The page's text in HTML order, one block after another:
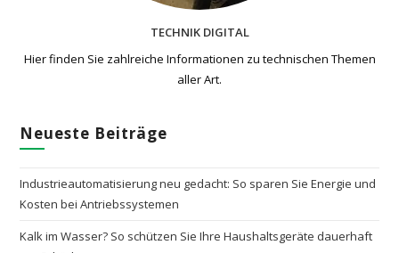
TECHNIK DIGITAL
Hier finden Sie zahlreiche Informationen zu technischen Themen​
aller Art.
Neueste Beiträge
Industrieautomatisierung neu gedacht: So sparen Sie Energie und
Kosten bei Antriebssystemen
Kalk im Wasser? So schützen Sie Ihre Haushaltsgeräte dauerhaft